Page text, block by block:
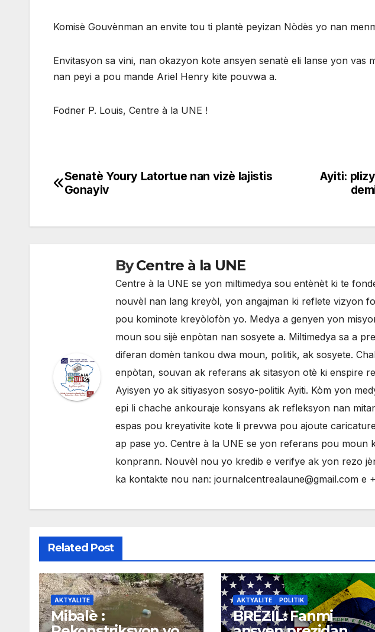
Komisè Gouvènman an envite tou ti plantè peyizan Nòdès yo nan
Envitasyon sa vini, nan okazyon kote ansyen senatè eli lanse yon vas
nan peyi a pou mande Ariel Henry kite pouvwa a.
Fodner P. Louis, Centre à la UNE !
Navigation
l'article
Ayiti:
Senatè Youry Latortue nan vizè lajistis
Gonayiv
ByCentre à la UNE
Centre à la UNE se yon miltimedya sou entènèt ki te
nouvèl nan lang kreyòl, yon angajman ki reflete vizyon
pou kominote kreyòlofòn yo. Medya a genyen yon
moun sou sijè enpòtan nan sosyete a. Miltimedya sa a
diferan domèn tankou dwa moun, politik, ak sosyete.
enpòtan, souvan ak referans ak sitasyon otè ki enspire
Ayisyen yo ak sitiyasyon sosyo-politik Ayiti. Kòm yon
epi li chache ankouraje konsyans ak refleksyon nan
espas pou kreyativite kote li prevwa pou ajoute
ap pase yo. Centre à la UNE se yon referans pou moun
konprann. Nouvèl nou yo kredib e verifye ak yon rezo
ka kontakte nou nan: journalcentrealaune@gmail.com e
Related Post
AKTYALITE
Mibalè :
AKTYALITE POLITIK
BREZIL: Fanmi